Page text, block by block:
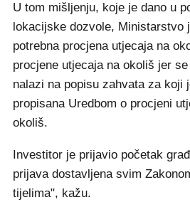
U tom mišljenju, koje je dano u
lokacijske dozvole, Ministarstvo
potrebna procjena utjecaja na
procjene utjecaja na okoliš jer
nalazi na popisu zahvata za koji
propisana Uredbom o procjeni
okoliš.
Investitor je prijavio početak
prijava dostavljena svim
tijelima", kažu.